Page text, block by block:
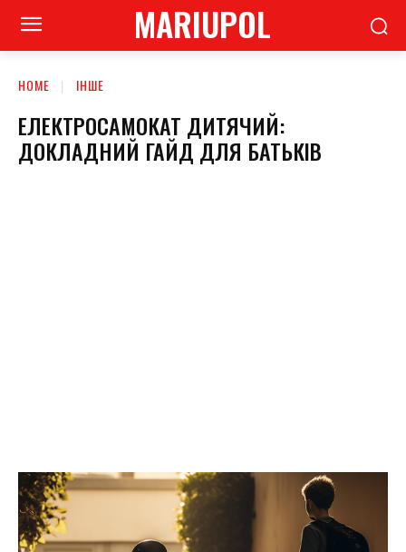
MARIUPOL
HOME ІНШЕ
ЕЛЕКТРОСАМОКАТ ДИТЯЧИЙ:
ДОКЛАДНИЙ ГАЙД ДЛЯ БАТЬКІВ